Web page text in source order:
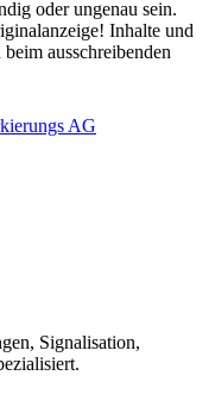
oder ungenau sein.
Inhalte und
ausschreibenden
AG
Signalisation,